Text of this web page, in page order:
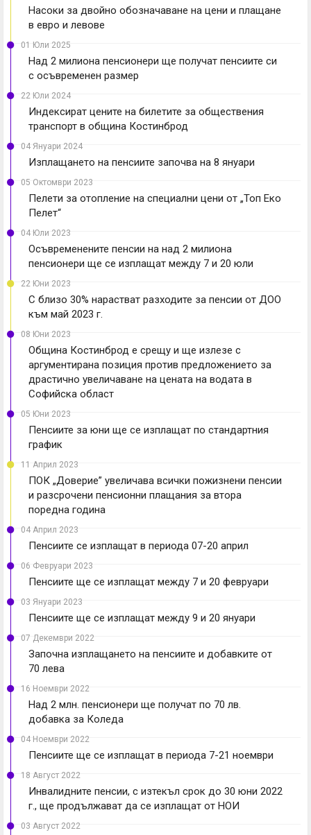
Насоки за двойно обозначаване на цени и плащане
в евро и левове
01 Юли 2025
Над 2 милиона пенсионери ще получат пенсиите си
с осъвременен размер
22 Юли 2024
Индексират цените на билетите за обществения
транспорт в община Костинброд
04 Януари 2024
Изплащането на пенсиите започва на 8 януари
05 Октомври 2023
Пелети за отопление на специални цени от „Топ Еко
Пелет“
04 Юли 2023
Осъвременените пенсии на над 2 милиона
пенсионери ще се изплащат между 7 и 20 юли
22 Юни 2023
С близо 30% нарастват разходите за пенсии от ДОО
към май 2023 г.
08 Юни 2023
Община Костинброд е срещу и ще излезе с
аргументирана позиция против предложението за
драстично увеличаване на цената на водата в
Софийска област
05 Юни 2023
Пенсиите за юни ще се изплащат по стандартния
график
11 Април 2023
ПОК „Доверие” увеличава всички пожизнени пенсии
и разсрочени пенсионни плащания за втора
поредна година
04 Април 2023
Пенсиите се изплащат в периода 07-20 април
06 Февруари 2023
Пенсиите ще се изплащат между 7 и 20 февруари
03 Януари 2023
Пенсиите ще се изплащат между 9 и 20 януари
07 Декември 2022
Започна изплащането на пенсиите и добавките от
70 лева
16 Ноември 2022
Над 2 млн. пенсионери ще получат по 70 лв.
добавка за Коледа
04 Ноември 2022
Пенсиите ще се изплащат в периода 7-21 ноември
18 Август 2022
Инвалидните пенсии, с изтекъл срок до 30 юни 2022
г., ще продължават да се изплащат от НОИ
03 Август 2022